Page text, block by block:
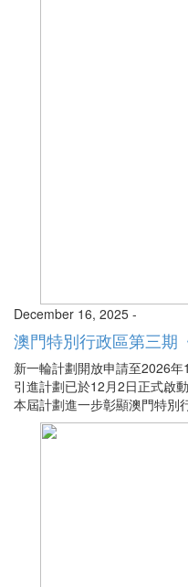
December 16, 2025 -
澳門特別行政區第三期
新一輪計劃開放申請至2026
引進計劃已於12月2日正式啟
本屆計劃進一步彰顯澳門特別